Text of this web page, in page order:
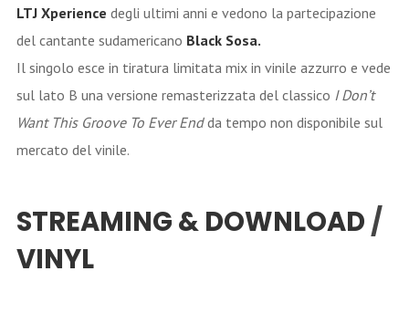
LTJ Xperience degli ultimi anni e vedono la partecipazione
del cantante sudamericano Black Sosa.
Il singolo esce in tiratura limitata mix in vinile azzurro e vede
sul lato B una versione remasterizzata del classico I Don’t
Want This Groove To Ever Endda tempo non disponibile sul
mercato del vinile.
STREAMING & DOWNLOAD /
VINYL